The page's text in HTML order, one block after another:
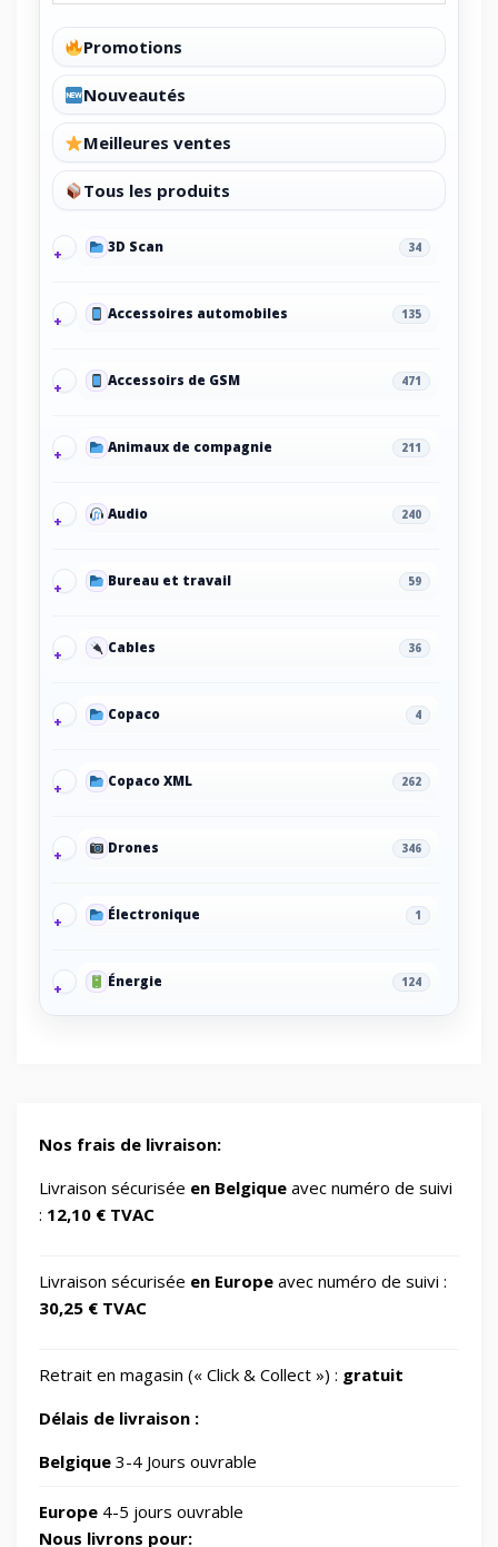
Promotions
Nouveautés
Meilleures ventes
Tous les produits
3D Scan 34
Accessoires automobiles 135
Accessoirs de GSM 471
Animaux de compagnie 211
Audio 240
Bureau et travail 59
Cables 36
Copaco 4
Copaco XML 262
Drones 346
Électronique 1
Énergie 124
GSM Accessories/Tempered glass and
screen protectors/For smartwatches
1
IT Accessories/Monitor stands
Jardin
Jouets
Nos frais de livraison:
Livraison sécurisée en Belgique avec numéro de suivi
: 12,10 € TVAC
Livraison sécurisée en Europe avec numéro de suivi :
30,25 € TVAC
Retrait en magasin (« Click & Collect ») : gratuit
Délais de livraison :
Belgique 3-4 Jours ouvrable
Europe 4-5 jours ouvrable
Nous livrons pour: